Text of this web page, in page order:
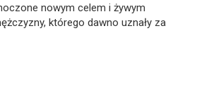
nowym celem i żywym
którego dawno uznały za